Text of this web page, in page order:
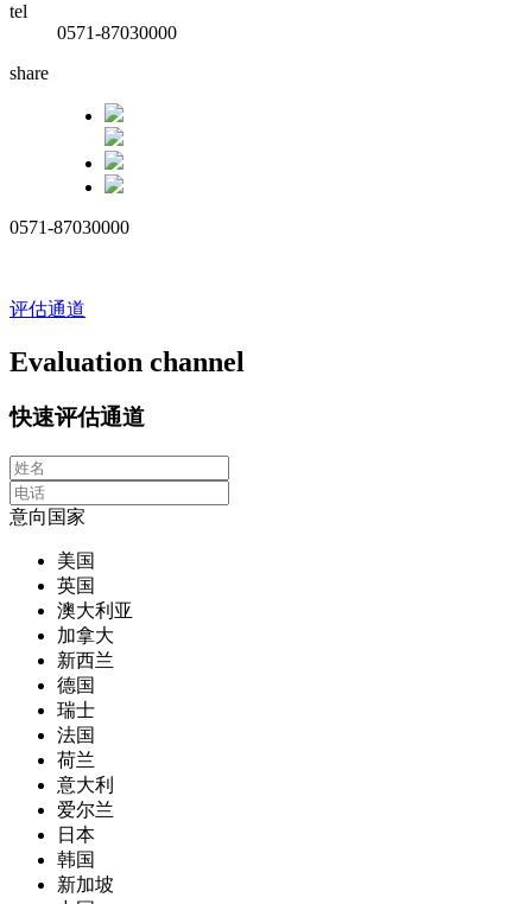
tel
0571-87030000
share
0571-87030000
评估通道
Evaluation channel
快速评估通道
意向国家
美国
英国
澳大利亚
加拿大
新西兰
德国
瑞士
法国
荷兰
意大利
爱尔兰
日本
韩国
新加坡